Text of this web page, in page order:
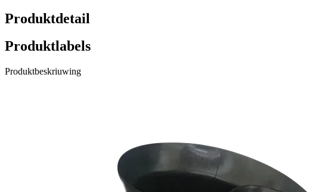
Produktdetail
Produktlabels
Produktbeskriuwing